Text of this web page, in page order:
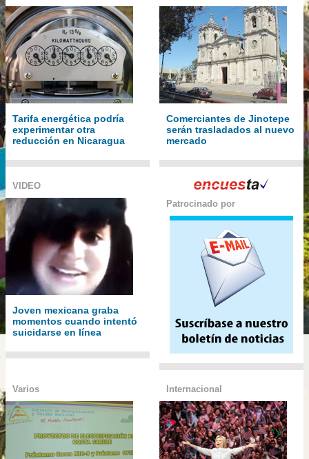
Tarifa energética podría
experimentar otra
reducción en Nicaragua
Comerciantes de Jinotepe
serán trasladados al nuevo
mercado
VIDEO
Joven mexicana graba
momentos cuando intentó
suicidarse en línea
Patrocinado por
Varios Internacional